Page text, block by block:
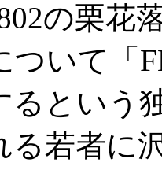
の栗花
ついて「
るという
る若者に